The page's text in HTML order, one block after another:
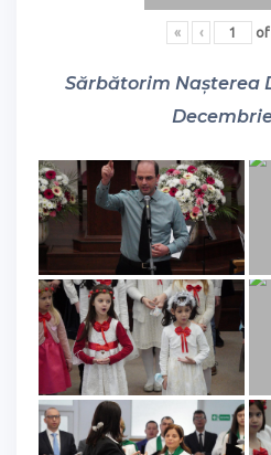
« ‹ of
Sărbătorim Nașterea